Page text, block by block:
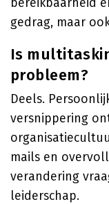
gedrag, maar
Is
probleem?
Deels.
versnippering
mails en
verandering
leiderschap.